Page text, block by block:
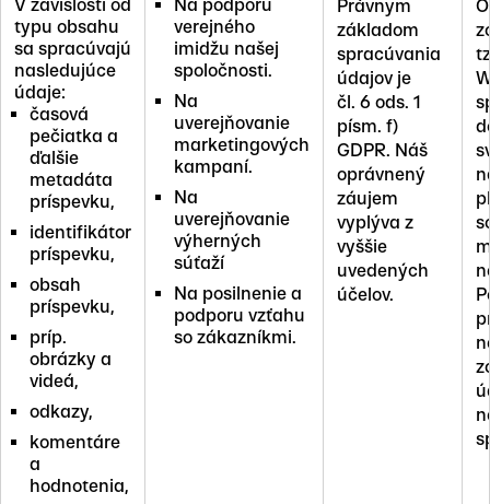
V závislosti od
typu obsahu
sa spracúvajú
nasledujúce
údaje:
časová
pečiatka a
ďalšie
metadáta
príspevku,
identifikátor
príspevku,
obsah
príspevku,
príp.
obrázky a
videá,
odkazy,
komentáre
a
hodnotenia,
Na podporu
verejného
imidžu našej
spoločnosti.
Na
uverejňovanie
marketingových
kampaní.
Na
uverejňovanie
výherných
súťaží
Na posilnenie a
podporu vzťahu
so zákazníkmi.
Právnym
základom
spracúvania
údajov je
čl. 6 ods. 1
písm. f)
GDPR. Náš
oprávnený
záujem
vyplýva z
vyššie
uvedených
účelov.